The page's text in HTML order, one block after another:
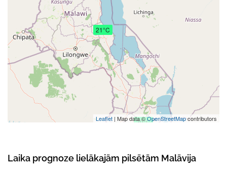
21°C
20°C
Leaflet | Map data ©OpenStreetMapcontributors
Laika prognoze lielākajām pilsētām Malāvija